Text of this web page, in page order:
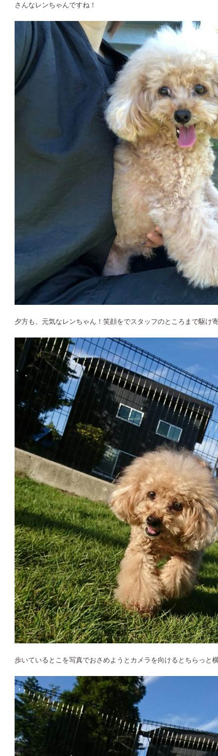
さんなレンちゃんですね！
夕方も、元気なレンちゃん！笑顔をでスタッフのところまで駆け
歩いているとこを写真でおさめようとカメラを向けるとちらっと